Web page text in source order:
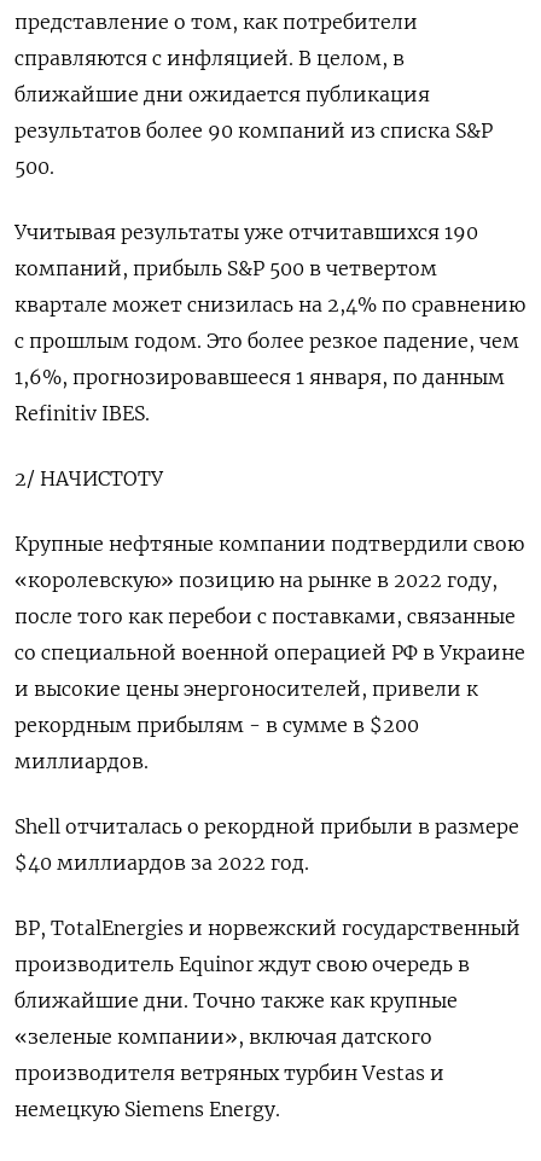
представление о том, как потребители
справляются с инфляцией. В целом, в
ближайшие дни ожидается публикация
результатов более 90 компаний из списка S&P
500.
Учитывая результаты уже отчитавшихся 190
компаний, прибыль S&P 500 в четвертом
квартале может снизилась на 2,4% по сравнению
с прошлым годом. Это более резкое падение, чем
1,6%, прогнозировавшееся 1 января, по данным
Refinitiv IBES.
2/ НАЧИСТОТУ
Крупные нефтяные компании подтвердили свою
«королевскую» позицию на рынке в 2022 году,
после того как перебои с поставками, связанные
со специальной военной операцией РФ в Украине
и высокие цены энергоносителей, привели к
рекордным прибылям - в сумме в $200
миллиардов.
Shell отчиталась о рекордной прибыли в размере
$40 миллиардов за 2022 год.
BP, TotalEnergies и норвежский государственный
производитель Equinor ждут свою очередь в
ближайшие дни. Точно также как крупные
«зеленые компании», включая датского
производителя ветряных турбин Vestas и
немецкую Siemens Energy.